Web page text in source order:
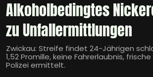
Alkoholbedingtes
zu Unfallermittlungen
Zwickau: Streife findet 24-Jährigen
1,52 Promille, keine Fahrerlaubnis,
Polizei ermittelt.